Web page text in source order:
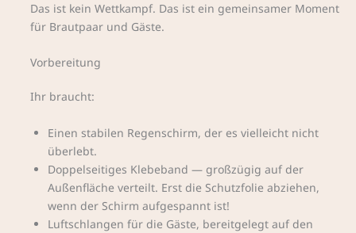
Das ist kein Wettkampf. Das ist ein gemeinsamer Moment
für Brautpaar und Gäste.
Vorbereitung
Ihr braucht:
Einen stabilen Regenschirm, der es vielleicht nicht
überlebt.
Doppelseitiges Klebeband — großzügig auf der
Außenfläche verteilt. Erst die Schutzfolie abziehen,
wenn der Schirm aufgespannt ist!
Luftschlangen für die Gäste, bereitgelegt auf den